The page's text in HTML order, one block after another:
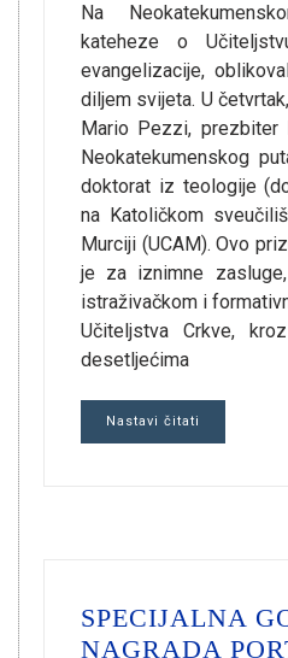
Na
kateheze o
evangelizacije,
diljem svijeta. U
Mario Pezzi, prezbiter
Neokatekumenskog
doktorat iz teologije
na Katoličkom
Murciji (UCAM). Ovo
je za iznimne
istraživačkom i
Učiteljstva Crkve,
desetljećima
Nastavi čitati
SPECIJALNA
NAGRADA